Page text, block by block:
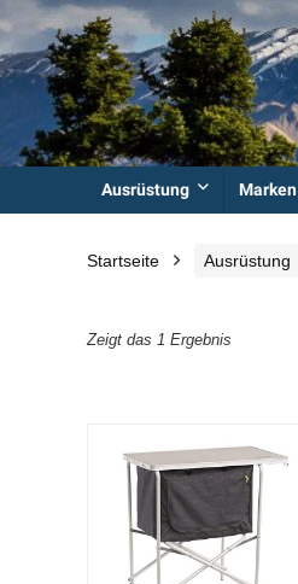
Ausrüstung Marken
Startseite Ausrüstung
Zeigt das 1 Ergebnis